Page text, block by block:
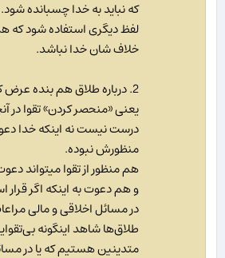
که نباید به خدا چسبانده
لفظ دیگری استفاده شود که
خلاف شان خدا نباشد.
2. درباره طلاق هم بنده
یعنی «منحصر کردن» تقوا در
درست نیست نه اینکه خدا
منظورش نبوده.
هم منظور از تقوا میتواند
و هم دعوت به اینکه اگر قرار
در مسائل اخلاقی و مالی
طلاق‌ها شاهد اینگونه
متدینین هستیم که یا در